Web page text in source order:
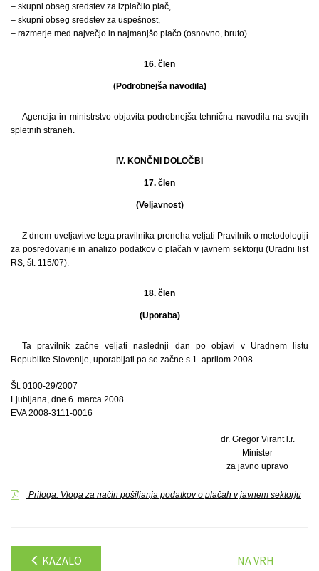
– skupni obseg sredstev za izplačilo plač,
– skupni obseg sredstev za uspešnost,
– razmerje med največjo in najmanjšo plačo (osnovno, bruto).
16. člen
(Podrobnejša navodila)
Agencija in ministrstvo objavita podrobnejša tehnična navodila na svojih
spletnih straneh.
IV. KONČNI DOLOČBI
17. člen
(Veljavnost)
Z dnem uveljavitve tega pravilnika preneha veljati Pravilnik o metodologiji
za posredovanje in analizo podatkov o plačah v javnem sektorju (Uradni list
RS, št. 115/07).
18. člen
(Uporaba)
Ta pravilnik začne veljati naslednji dan po objavi v Uradnem listu
Republike Slovenije, uporabljati pa se začne s 1. aprilom 2008.
Št. 0100-29/2007
Ljubljana, dne 6. marca 2008
EVA 2008-3111-0016
dr. Gregor Virant l.r.
Minister
za javno upravo
Priloga: Vloga za način pošiljanja podatkov o plačah v javnem sektorju
KAZALO NA VRH